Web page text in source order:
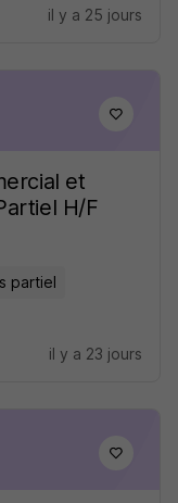
il y a 25 jours
et
H/F
partiel
il y a 23 jours